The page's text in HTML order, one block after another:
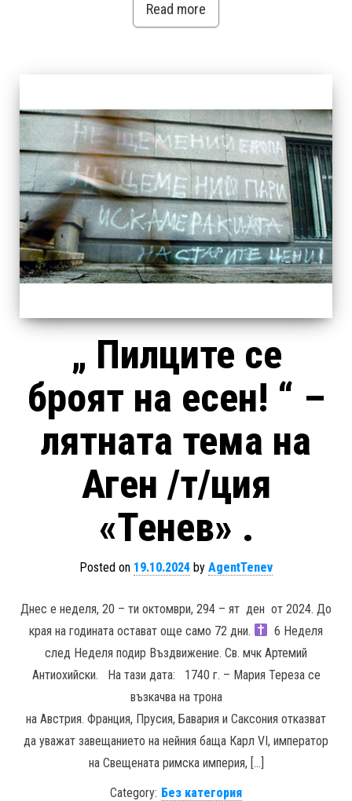
Read more
„ Пилците се
броят на есен! “ –
лятната тема на
Аген /т/ция
«Тенев» .
Posted on 19.10.2024 by AgentTenev
Днес е неделя, 20 – ти октомври, 294 – ят ден от 2024. До
края на годината остават още само 72 дни.
6 Неделя
след Неделя подир Въздвижение. Св. мчк Артемий
Антиохийски. На тази дата: 1740 г. – Мария Тереза се
възкачва на трона
на Австрия. Франция, Прусия, Бавария и Саксония отказват
да уважат завещанието на нейния баща Карл VI, император
на Свещената римска империя, […]
Category: Без категория